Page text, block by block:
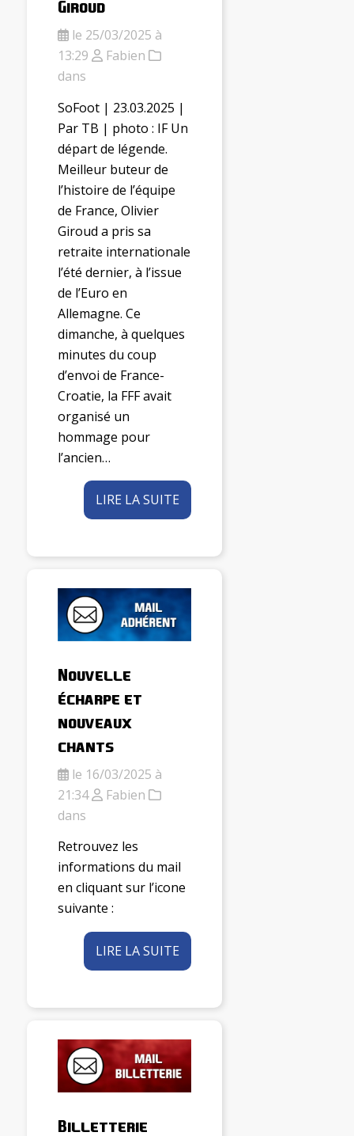
Giroud
le 25/03/2025 à
13:29
Fabien
dans
SoFoot | 23.03.2025 |
Par TB | photo : IF Un
départ de légende.
Meilleur buteur de
l’histoire de l’équipe
de France, Olivier
Giroud a pris sa
retraite internationale
l’été dernier, à l’issue
de l’Euro en
Allemagne. Ce
dimanche, à quelques
minutes du coup
d’envoi de France-
Croatie, la FFF avait
organisé un
hommage pour
l’ancien…
LIRE LA SUITE
Nouvelle
écharpe et
nouveaux
chants
le 16/03/2025 à
21:34
Fabien
dans
Retrouvez les
informations du mail
en cliquant sur l’icone
suivante :
LIRE LA SUITE
Billetterie